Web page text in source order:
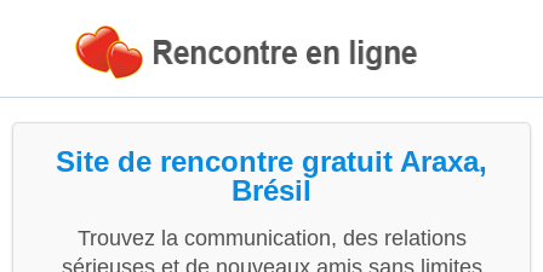
Site de rencontre gratuit Araxa,
Brésil
Trouvez la communication, des relations
sérieuses et de nouveaux amis sans limites